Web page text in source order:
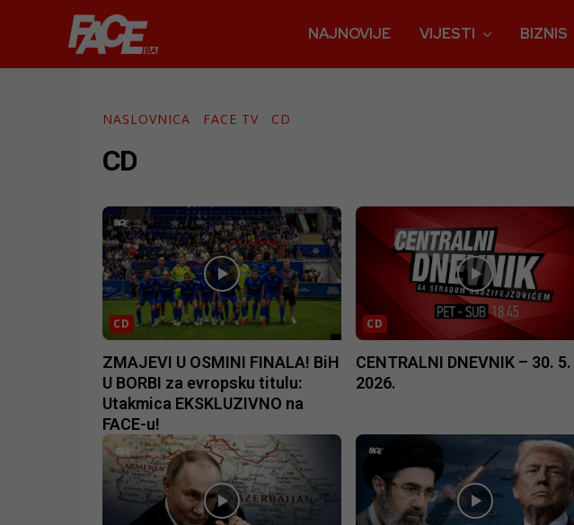
NAJNOVIJE VIJESTI BIZNIS
NASLOVNICA FACE TV CD
CD
CD
ZMAJEVI U OSMINI FINALA! BiH
U BORBI za evropsku titulu:
Utakmica EKSKLUZIVNO na
FACE-u!
CD
CENTRALNI DNEVNIK – 30. 5.
2026.